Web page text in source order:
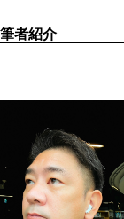
筆者紹介